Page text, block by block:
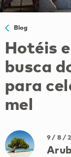
Blog
Hotéis
busca
para
mel
9/8/